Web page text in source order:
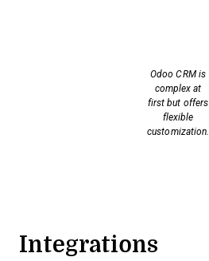
Odoo CRM is
complex at
first but offers
flexible
customization.
Integrations